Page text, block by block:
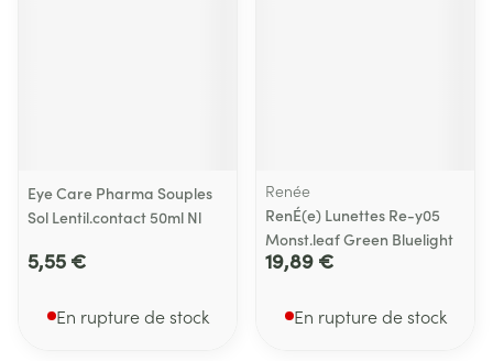
Eye Care Pharma Souples
Sol Lentil.contact 50ml Nl
5,55 €
En rupture de stock
Renée
RenÉ(e) Lunettes Re-y05
Monst.leaf Green Bluelight
19,89 €
En rupture de stock